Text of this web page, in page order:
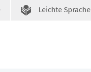
Leichte Sprache